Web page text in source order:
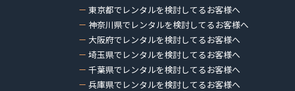
東京都でレンタルを検討してるお客様へ
神奈川県でレンタルを検討してるお客様へ
大阪府でレンタルを検討してるお客様へ
埼玉県でレンタルを検討してるお客様へ
千葉県でレンタルを検討してるお客様へ
兵庫県でレンタルを検討してるお客様へ